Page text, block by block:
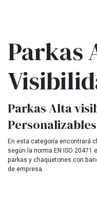
Parkas
Parkas Alta
En esta categoría encontrará
según la norma EN ISO
parkas y chaquetones con
de empresa.